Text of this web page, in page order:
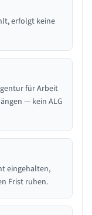
erfolgt keine
für Arbeit
— kein ALG
eingehalten,
Frist ruhen.